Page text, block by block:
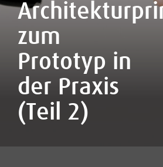
zum
Prototyp in
der Praxis
(Teil 2)